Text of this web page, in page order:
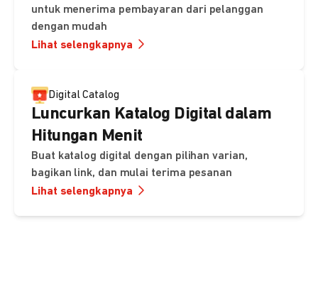
untuk menerima pembayaran dari pelanggan
dengan mudah
Lihat selengkapnya
Digital Catalog
Luncurkan Katalog Digital dalam
Hitungan Menit
Buat katalog digital dengan pilihan varian,
bagikan link, dan mulai terima pesanan
Lihat selengkapnya